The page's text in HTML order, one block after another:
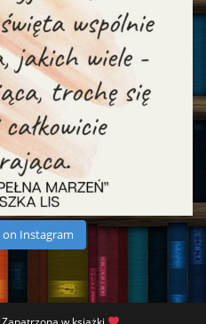
on Instagram